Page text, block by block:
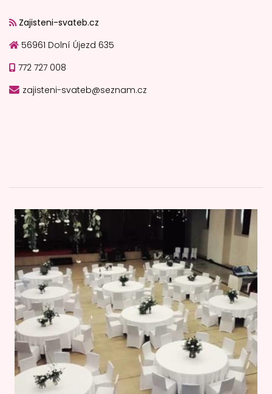
Zajisteni-svateb.cz
56961 Dolní Újezd 635
772 727 008
zajisteni-svateb@seznam.cz